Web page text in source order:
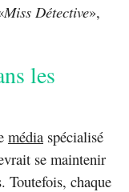
Miss Détective»,
les
média spécialisé
se maintenir
Toutefois, chaque